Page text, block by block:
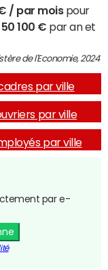
/ par moispour
50 100 € par an et
de l'Economie, 2024
par ville
par ville
par ville
par e-